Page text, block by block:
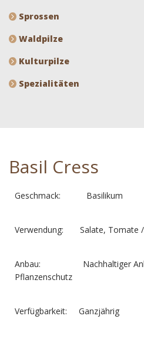
Sprossen
Waldpilze
Kulturpilze
Spezialitäten
Basil Cress
Geschmack: Basilikum
Verwendung: Salate, Tomate /
Anbau: Nachhaltiger
Pflanzenschutz
Verfügbarkeit: Ganzjährig